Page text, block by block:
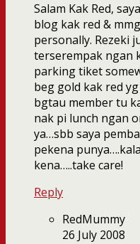
Salam Kak Red,
blog kak red &
personally. Rezeki
terserempak ngan
parking tiket
beg gold kak red
bgtau member tu
nak pi lunch ngan
ya…sbb saya
pekena
kena…..take care!
Reply
RedMummy
26 July 2008